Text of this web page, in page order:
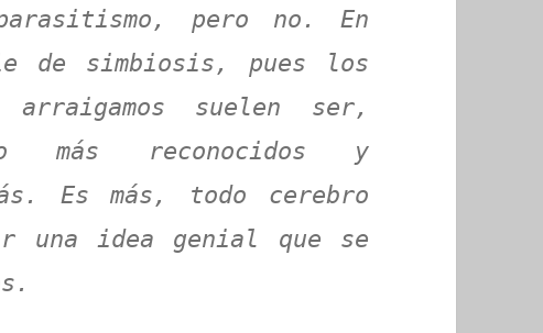
pero no. En
de simbiosis, pues los
suelen ser,
más reconocidos y
Es más, todo cerebro
una idea genial que se